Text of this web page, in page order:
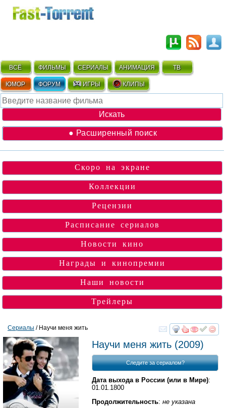
ВСЁ ФИЛЬМЫ СЕРИАЛЫ АНИМАЦИЯ ТВ
ЮМОР ФОРУМ ИГРЫ КЛИПЫ
● Расширенный поиск
Скоро на экране
Коллекции
Рецензии
Расписание сериалов
Новости кино
Награды и кинопремии
Наши новости
Трейлеры
смотреть
Сериалы / Научи меня жить
Научи меня жить (2009)
Следите за сериалом?
Дата выхода в России (или в Мире):
01.01.1800
Продолжительность: не указана